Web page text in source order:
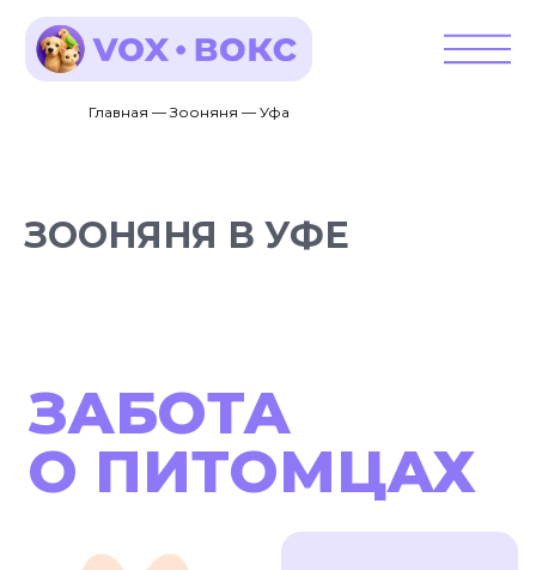
Главная — Зооняня — Уфа
ЗООНЯНЯ В УФЕ